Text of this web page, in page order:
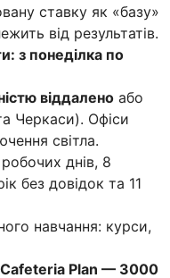
ставку як «базу»
від результатів.
з понеділка по
віддалено або
Черкаси). Офіси
світла.
днів, 8
без довідок та 11
навчання: курси,
Cafeteria Plan — 3000